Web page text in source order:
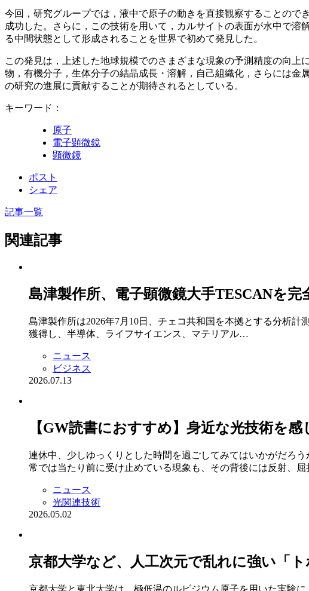
今回，研究グループでは，液中で原子の動きを直接観察することので
成功した。さらに，この技術を用いて，カルサイトの表面が水中で
る中間状態として形成されることを世界で初めて発見した。
この発見は，上述した地球規模でのさまざまな現象の予測精度の向
物，有機分子，生体分子の結晶成長・溶解，自己組織化，さらには
の研究の進展に貢献することが期待されるとしている。
キーワード：
原子
電子顕微鏡
顕微鏡
ポスト
シェア
記事一覧
関連記事
島津製作所、電子顕微鏡大手TESCANを
島津製作所は2026年7月10日、チェコ共和国を本拠とする分析
獲得し、半導体、ライフサイエンス、マテリアル…
ニュース
ビジネス
2026.07.13
【GW読書におすすめ】身近な光技術を
連休中、少しゆっくりとした時間を過ごしてみてはいかがだろ
常では当たり前に受け止めている現象も、その背後には反射、
ニュース
光関連技術
2026.05.02
京都大学など、人工次元で乱れに強い「
京都⼤学と東北⼤学は、極低温のルビジウム原⼦を⽤いた実験